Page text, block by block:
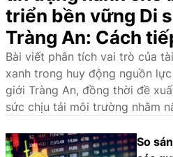
triển bền vững Di
Tràng An: Cách
sức chịu tải môi
Bài viết phân tích vai trò của
xanh trong huy động nguồn
giới Tràng An, đồng thời đề
sức chịu tải môi trường nhằm
So